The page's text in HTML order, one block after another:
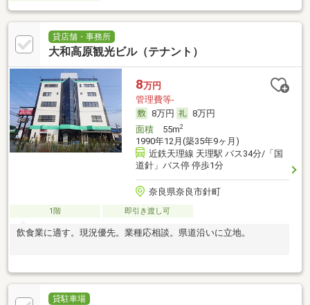
貸店舗・事務所
大和高原観光ビル（テナント）
8万円
管理費等-
8万円
8万円
面積55m2
1990年12月(築35年9ヶ月)
近鉄天理線 天理駅 バス34分/「国
道針」バス停 停歩1分
奈良県奈良市針町
1階 即引き渡し可
飲食業に適す。現況優先。業種応相談。県道沿いに立地。
貸駐車場